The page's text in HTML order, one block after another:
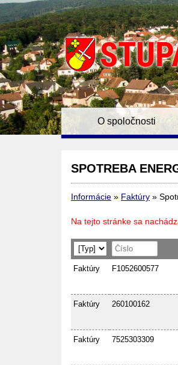
O spoločnosti
SPOTREBA
Informácie » Faktúry »
Na tejto stránke sa
Faktúry F1052600577
Faktúry 260100162
Faktúry 7525303309